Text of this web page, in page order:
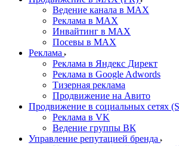
Ведение канала в MAX
Реклама в MAX
Инвайтинг в MAX
Посевы в MAX
Реклама
Реклама в Яндекс Директ
Реклама в Google Adwords
Тизерная реклама
Продвижение на Авито
Продвижение в социальных сетях
Реклама в VK
Ведение группы ВК
Управление репутацией бренда